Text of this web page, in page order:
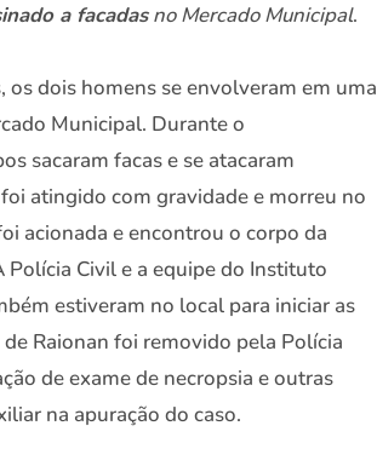
a facadasno Mercado Municipal.
os dois homens se envolveram em uma
Municipal. Durante o
sacaram facas e se atacaram
atingido com gravidade e morreu no
acionada e encontrou o corpo da
Polícia Civil e a equipe do Instituto
estiveram no local para iniciar as
Raionan foi removido pela Polícia
de exame de necropsia e outras
na apuração do caso.